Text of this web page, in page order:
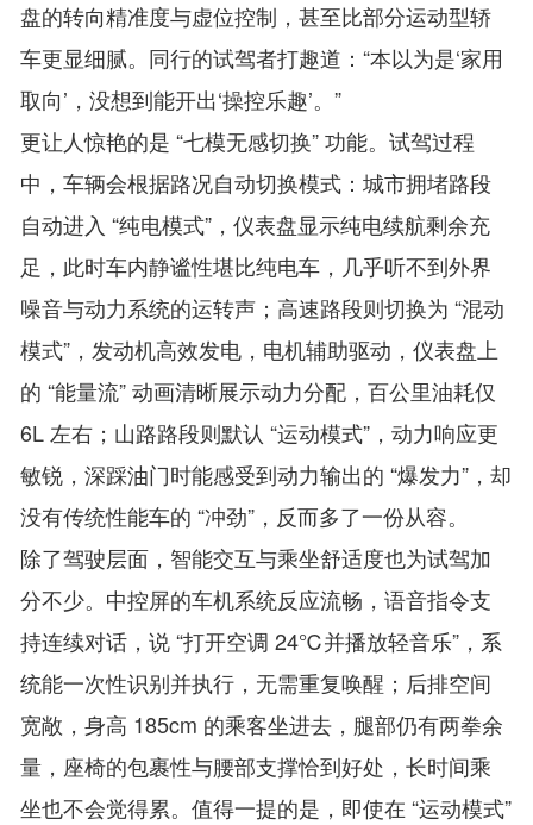
盘的转向精准度与虚位控制，甚至比部分运动型轿
车更显细腻。同行的试驾者打趣道：“本以为是‘家用
取向’，没想到能开出‘操控乐趣’。”
更让人惊艳的是 “七模无感切换” 功能。试驾过程
中，车辆会根据路况自动切换模式：城市拥堵路段
自动进入 “纯电模式”，仪表盘显示纯电续航剩余充
足，此时车内静谧性堪比纯电车，几乎听不到外界
噪音与动力系统的运转声；高速路段则切换为 “混动
模式”，发动机高效发电，电机辅助驱动，仪表盘上
的 “能量流” 动画清晰展示动力分配，百公里油耗仅
6L 左右；山路路段则默认 “运动模式”，动力响应更
敏锐，深踩油门时能感受到动力输出的 “爆发力”，却
没有传统性能车的 “冲劲”，反而多了一份从容。
除了驾驶层面，智能交互与乘坐舒适度也为试驾加
分不少。中控屏的车机系统反应流畅，语音指令支
持连续对话，说 “打开空调 24℃并播放轻音乐”，系
统能一次性识别并执行，无需重复唤醒；后排空间
宽敞，身高 185cm 的乘客坐进去，腿部仍有两拳余
量，座椅的包裹性与腰部支撑恰到好处，长时间乘
坐也不会觉得累。值得一提的是，即使在 “运动模式”